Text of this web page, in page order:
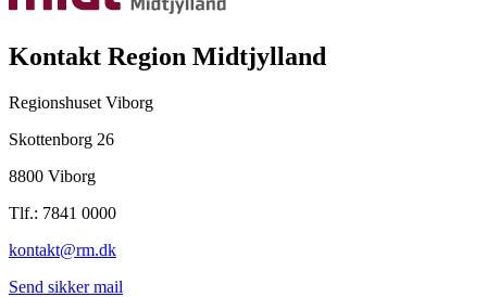
Kontakt Region Midtjylland
Regionshuset Viborg
Skottenborg 26
8800 Viborg
Tlf.: 7841 0000
kontakt@rm.dk
Send sikker mail